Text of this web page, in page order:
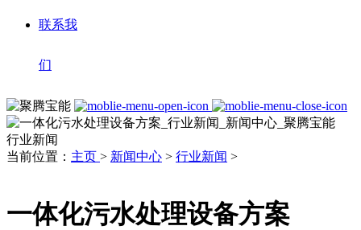
联系我
们
行业新闻
当前位置： 主页 > 新闻中心 > 行业新闻 >
一体化污水处理设备方案